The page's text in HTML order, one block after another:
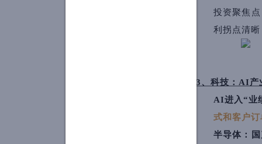
投资聚焦
利拐点清
3、科技：AI产
AI进入“业
式和客户订
半导体：